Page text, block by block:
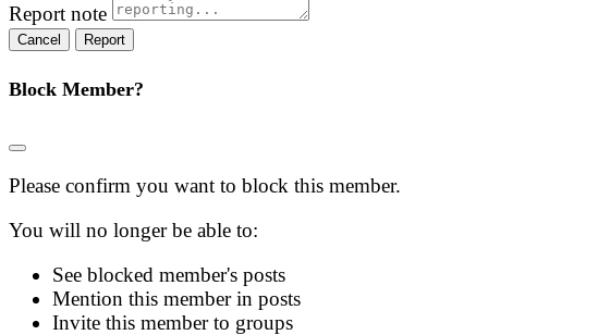
Report note
Report
Block Member?
Please confirm you want to block this member.
You will no longer be able to:
See blocked member's posts
Mention this member in posts
Invite this member to groups